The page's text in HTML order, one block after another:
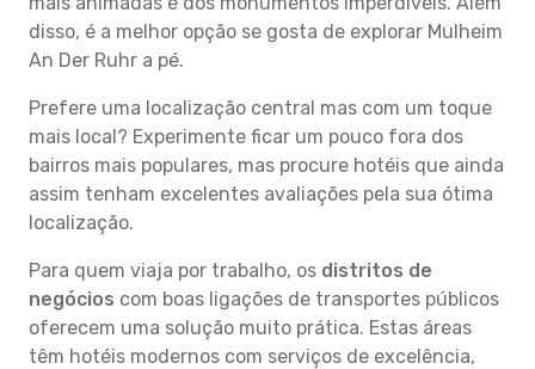
disso, é a melhor opção se gosta de explorar Mulheim
An Der Ruhr a pé.
Prefere uma localização central mas com um toque
mais local? Experimente ficar um pouco fora dos
bairros mais populares, mas procure hotéis que ainda
assim tenham excelentes avaliações pela sua ótima
localização.
Para quem viaja por trabalho, os distritos de
negócios com boas ligações de transportes públicos
oferecem uma solução muito prática. Estas áreas
têm hotéis modernos com serviços de excelência,